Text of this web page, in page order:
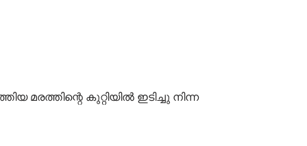
മരത്തിന്റെ കുറ്റിയിൽ ഇടിച്ചു നിന്ന